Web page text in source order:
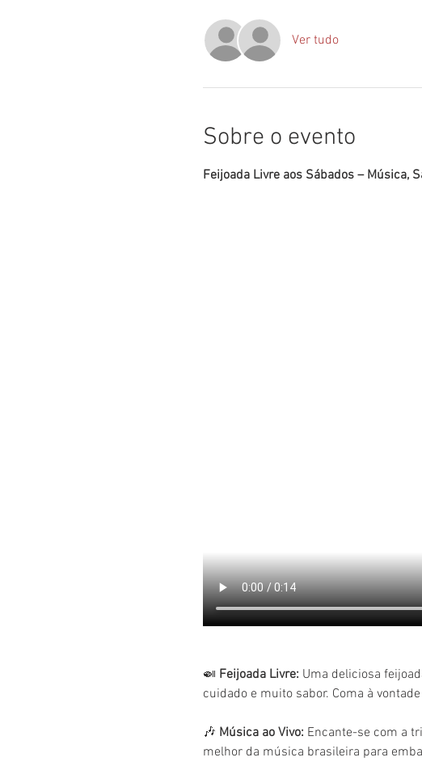
Ver tudo
Sobre o evento
Feijoada Livre aos Sábados – Música,
🍛 Feijoada Livre: Uma deliciosa
cuidado e muito sabor. Coma à
🎶 Música ao Vivo: Encante-se com a
melhor da música brasileira para